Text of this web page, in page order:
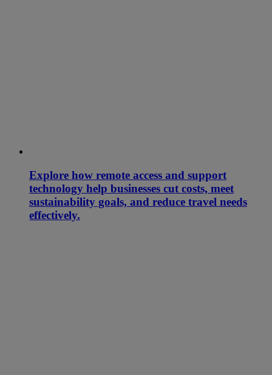
Explore how remote access and support
technology help businesses cut costs, meet
sustainability goals, and reduce travel needs
effectively.